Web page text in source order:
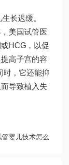
长迟缓。
美国试管医
HCG，以促
高子宫的容
时，它还能抑
导致植入失
婴儿技术怎么